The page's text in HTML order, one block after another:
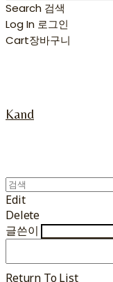
Search 검색
Log In 로그인
Cart장바구니
Kand
Edit
Delete
글쓴이
Return To List